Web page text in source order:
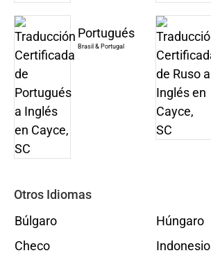
Portugués
Brasil & Portugal
Otros Idiomas
Búlgaro
Checo
Húngaro
Indonesio